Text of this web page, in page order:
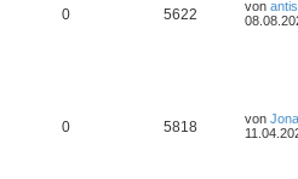
0 5622 von
0 5818 von